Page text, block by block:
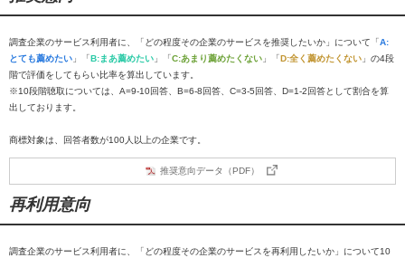
調査企業のサービス利用者に、「どの程度その企業のサービスを推奨したいか」について「A:
とても薦めたい 」「B:まあ薦めたい 」「C:あまり薦めたくない 」「D:全く薦めたくない 」の4段
階で評価をしてもらい比率を算出しています。
※10段階聴取については、A=9-10回答、B=6-8回答、C=3-5回答、D=1-2回答として割合を算
出しております。
商標対象は、回答者数が100人以上の企業です。
推奨意向データ（PDF）
再利用意向
調査企業のサービス利用者に、「どの程度その企業のサービスを再利用したいか」について10